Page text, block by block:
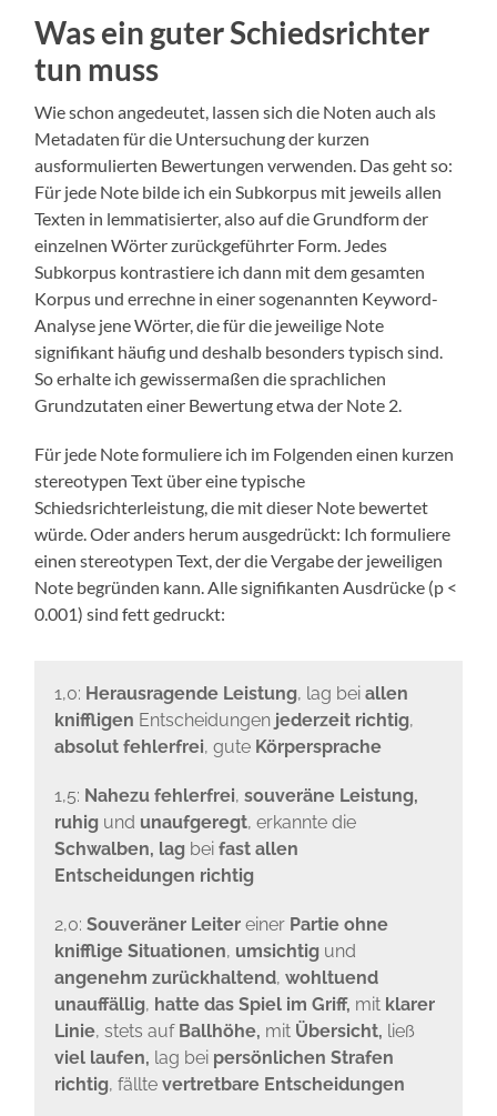
Was ein guter Schiedsrichter
tun muss
Wie schon angedeutet, lassen sich die Noten auch als
Metadaten für die Untersuchung der kurzen
ausformulierten Bewertungen verwenden. Das geht so:
Für jede Note bilde ich ein Subkorpus mit jeweils allen
Texten in lemmatisierter, also auf die Grundform der
einzelnen Wörter zurückgeführter Form. Jedes
Subkorpus kontrastiere ich dann mit dem gesamten
Korpus und errechne in einer sogenannten Keyword-
Analyse jene Wörter, die für die jeweilige Note
signifikant häufig und deshalb besonders typisch sind.
So erhalte ich gewissermaßen die sprachlichen
Grundzutaten einer Bewertung etwa der Note 2.
Für jede Note formuliere ich im Folgenden einen kurzen
stereotypen Text über eine typische
Schiedsrichterleistung, die mit dieser Note bewertet
würde. Oder anders herum ausgedrückt: Ich formuliere
einen stereotypen Text, der die Vergabe der jeweiligen
Note begründen kann. Alle signifikanten Ausdrücke (p <
0.001) sind fett gedruckt:
1,0: Herausragende Leistung, lag bei allen
kniffligen Entscheidungen jederzeit richtig,
absolut fehlerfrei, gute Körpersprache
1,5: Nahezu fehlerfrei, souveräne Leistung,
ruhig und unaufgeregt, erkannte die
Schwalben, lag bei fast allen
Entscheidungen richtig
2,0: Souveräner Leiter einer Partie ohne
knifflige Situationen, umsichtig und
angenehm zurückhaltend, wohltuend
unauffällig, hatte das Spiel im Griff, mit klarer
Linie, stets auf Ballhöhe, mit Übersicht, ließ
viel laufen, lag bei persönlichen Strafen
richtig, fällte vertretbare Entscheidungen